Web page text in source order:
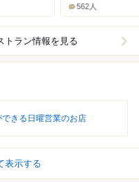
562人
トラン情報を見る
できる日曜営業のお店
表示する